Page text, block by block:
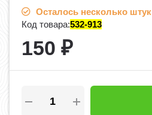
Осталось несколько штук
Код товара:532-913
150 ₽